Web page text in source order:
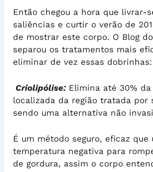
Então chegou a hora que livrar-
saliências e curtir o verão de
de mostrar este corpo. O Blog
separou os tratamentos mais
eliminar de vez essas dobrinhas:
Criolipólise:Elimina até 30% da
localizada da região tratada por
sendo uma alternativa não
É um método seguro, eficaz que
temperatura negativa para
de gordura, assim o corpo